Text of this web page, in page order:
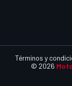
© 2026
Términos y